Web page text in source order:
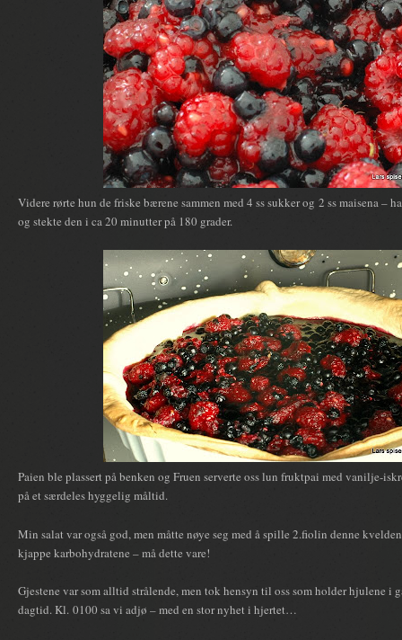
Videre rørte hun de friske bærene sammen med 4 ss sukker og 2 ss maisena –
og stekte den i ca 20 minutter på 180 grader.
Paien ble plassert på benken og Fruen serverte oss lun fruktpai med vanilje-
på et særdeles hyggelig måltid.
Min salat var også god, men måtte nøye seg med å spille 2.fiolin denne
kjappe karbohydratene – må dette vare!
Gjestene var som alltid strålende, men tok hensyn til oss som holder hjulene i
dagtid. Kl. 0100 sa vi adjø – med en stor nyhet i hjertet…